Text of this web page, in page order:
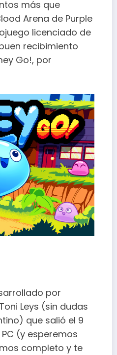
más que
Arena de Purple
licenciado de
recibimiento
Go!, por
por
Leys (sin dudas
que salió el 9
(y esperemos
completo y te